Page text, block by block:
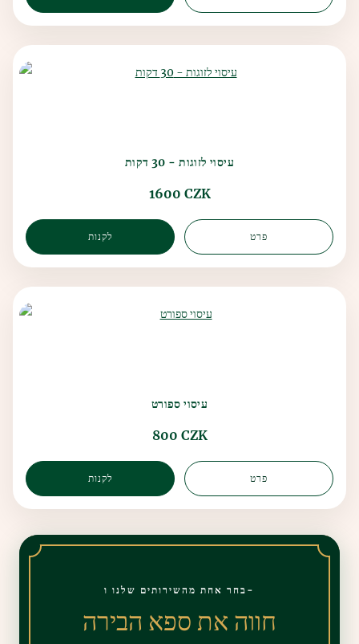
עיסוי לזוגות - 30 דקות
1600 CZK
לקנות פרט
עיסוי ספורט
800 CZK
לקנות פרט
בחר אחת מהשירותים שלנו ו-
חווה את ספא הבירה